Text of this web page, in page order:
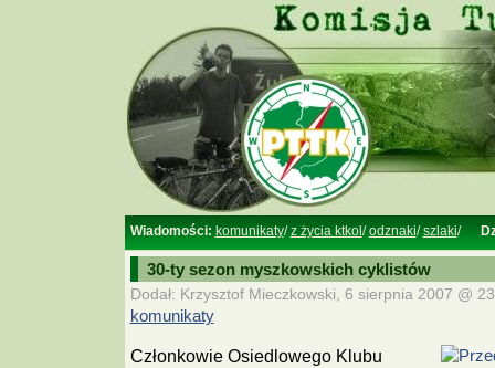
Wiadomości: komunikaty/z życia ktkol /odznaki/szlaki/
30-ty sezon myszkowskich cyklistów
Dodał: Krzysztof Mieczkowski, 6 sierpnia 2007 @
komunikaty
Członkowie Osiedlowego Klubu